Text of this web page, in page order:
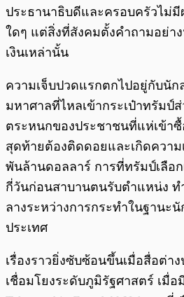
ประธานาธิบดีและครอบครัวไม่
ใดๆ แต่สิ่งที่สังคมตั้งคำถามอย่า
เงินเหล่านั้น
ความเจ็บปวดแรกตกไปอยู่กับนัก
มหาศาลที่ไหลเข้ากระเป๋าทรัมป์
ตระหนกของประชาชนที่แห่เข้าซื้
สุดท้ายต้องติดดอยและเกิดความ
พันล้านดอลลาร์ การที่ทรัมป์เลือ
กี่วันก่อนสาบานตนรับตำแหน่ง ท
ลางระหว่างการกระทำในฐานะ
ประเทศ
เรื่องราวยิ่งซับซ้อนขึ้นเมื่อสื่อต่า
เชื่อมโยงระดับภูมิรัฐศาสตร์ เมื่อ